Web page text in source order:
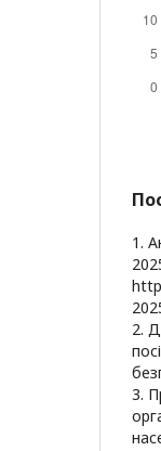
1.
2.
3.